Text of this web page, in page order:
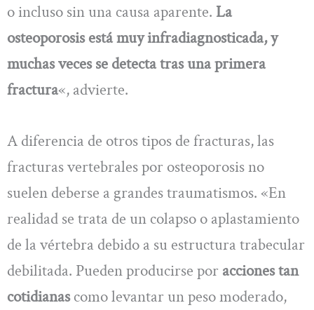
o incluso sin una causa aparente. La
osteoporosis está muy infradiagnosticada, y
muchas veces se detecta tras una primera
fractura«, advierte.
A diferencia de otros tipos de fracturas, las
fracturas vertebrales por osteoporosis no
suelen deberse a grandes traumatismos. «En
realidad se trata de un colapso o aplastamiento
de la vértebra debido a su estructura trabecular
debilitada. Pueden producirse por acciones tan
cotidianascomo levantar un peso moderado,